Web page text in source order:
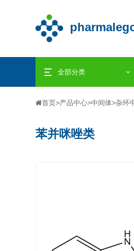
全部分类
首页>产品中心>中间体>杂环
苯并咪唑类